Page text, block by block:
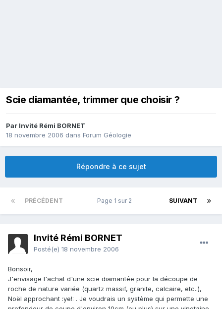
Scie diamantée, trimmer que choisir ?
Par Invité Rémi BORNET
18 novembre 2006 dans Forum Géologie
Répondre à ce sujet
PRÉCÉDENT SUIVANT
Page 1 sur 2
Invité Rémi BORNET
Posté(e) 18 novembre 2006
Bonsoir,
J'envisage l'achat d'une scie diamantée pour la découpe de
roche de nature variée (quartz massif, granite, calcaire, etc..),
Noël approchant :ye!: . Je voudrais un système qui permette une